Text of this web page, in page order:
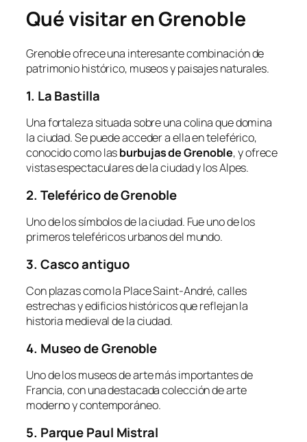
Qué visitar en Grenoble
Grenoble ofrece una interesante combinación de
patrimonio histórico, museos y paisajes naturales.
1. La Bastilla
Una fortaleza situada sobre una colina que domina
la ciudad. Se puede acceder a ella en teleférico,
conocido como lasburbujas de Grenoble, y ofrece
vistas espectaculares de la ciudad y los Alpes.
2. Teleférico de Grenoble
Uno de los símbolos de la ciudad. Fue uno de los
primeros teleféricos urbanos del mundo.
3. Casco antiguo
Con plazas como la Place Saint-André, calles
estrechas y edificios históricos que reflejan la
historia medieval de la ciudad.
4. Museo de Grenoble
Uno de los museos de arte más importantes de
Francia, con una destacada colección de arte
moderno y contemporáneo.
5. Parque Paul Mistral